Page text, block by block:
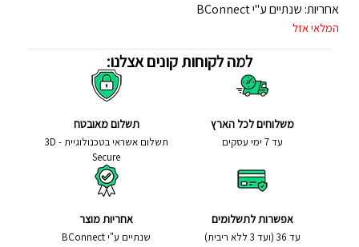
אחריות: שנתיים ע"י BConnect
המלאי אזל
למה לקוחות קונים אצלנו:
משלוחים לכל הארץ
עד 7 ימי עסקים
תשלום מאובטח
תשלום אשראי בטכנולוגיית - 3D
Secure
אפשרות לתשלומים
עד 36 (ועד 3 ללא ריבית)
אחריות מוצר
שנתיים ע"י BConnect